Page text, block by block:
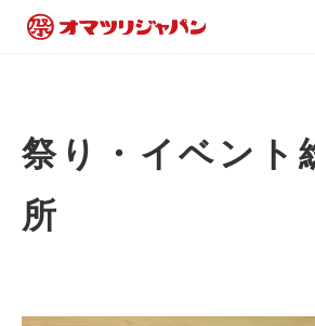
祭り・イベント
所